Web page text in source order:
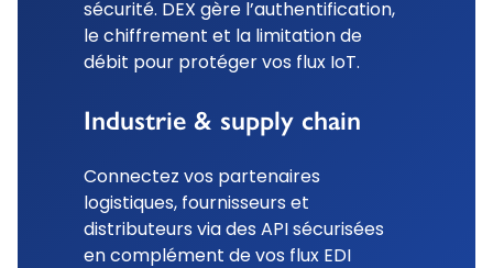
sécurité. DEX gère l’authentification,
le chiffrement et la limitation de
débit pour protéger vos flux IoT.
Industrie & supply chain
Connectez vos partenaires
logistiques, fournisseurs et
distributeurs via des API sécurisées
en complément de vos flux EDI